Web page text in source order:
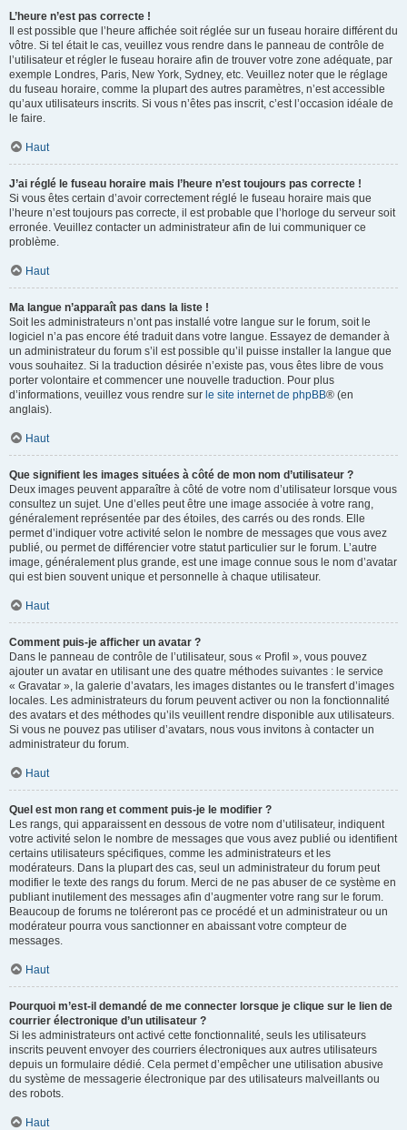
L’heure n’est pas correcte !
Il est possible que l’heure affichée soit réglée sur un fuseau horaire différent du
vôtre. Si tel était le cas, veuillez vous rendre dans le panneau de contrôle de
l’utilisateur et régler le fuseau horaire afin de trouver votre zone adéquate, par
exemple Londres, Paris, New York, Sydney, etc. Veuillez noter que le réglage
du fuseau horaire, comme la plupart des autres paramètres, n’est accessible
qu’aux utilisateurs inscrits. Si vous n’êtes pas inscrit, c’est l’occasion idéale de
le faire.
Haut
J’ai réglé le fuseau horaire mais l’heure n’est toujours pas correcte !
Si vous êtes certain d’avoir correctement réglé le fuseau horaire mais que
l’heure n’est toujours pas correcte, il est probable que l’horloge du serveur soit
erronée. Veuillez contacter un administrateur afin de lui communiquer ce
problème.
Haut
Ma langue n’apparaît pas dans la liste !
Soit les administrateurs n’ont pas installé votre langue sur le forum, soit le
logiciel n’a pas encore été traduit dans votre langue. Essayez de demander à
un administrateur du forum s’il est possible qu’il puisse installer la langue que
vous souhaitez. Si la traduction désirée n’existe pas, vous êtes libre de vous
porter volontaire et commencer une nouvelle traduction. Pour plus
d’informations, veuillez vous rendre sur le site internet de phpBB® (en
anglais).
Haut
Que signifient les images situées à côté de mon nom d’utilisateur ?
Deux images peuvent apparaître à côté de votre nom d’utilisateur lorsque vous
consultez un sujet. Une d’elles peut être une image associée à votre rang,
généralement représentée par des étoiles, des carrés ou des ronds. Elle
permet d’indiquer votre activité selon le nombre de messages que vous avez
publié, ou permet de différencier votre statut particulier sur le forum. L’autre
image, généralement plus grande, est une image connue sous le nom d’avatar
qui est bien souvent unique et personnelle à chaque utilisateur.
Haut
Comment puis-je afficher un avatar ?
Dans le panneau de contrôle de l’utilisateur, sous « Profil », vous pouvez
ajouter un avatar en utilisant une des quatre méthodes suivantes : le service
« Gravatar », la galerie d’avatars, les images distantes ou le transfert d’images
locales. Les administrateurs du forum peuvent activer ou non la fonctionnalité
des avatars et des méthodes qu’ils veuillent rendre disponible aux utilisateurs.
Si vous ne pouvez pas utiliser d’avatars, nous vous invitons à contacter un
administrateur du forum.
Haut
Quel est mon rang et comment puis-je le modifier ?
Les rangs, qui apparaissent en dessous de votre nom d’utilisateur, indiquent
votre activité selon le nombre de messages que vous avez publié ou identifient
certains utilisateurs spécifiques, comme les administrateurs et les
modérateurs. Dans la plupart des cas, seul un administrateur du forum peut
modifier le texte des rangs du forum. Merci de ne pas abuser de ce système en
publiant inutilement des messages afin d’augmenter votre rang sur le forum.
Beaucoup de forums ne toléreront pas ce procédé et un administrateur ou un
modérateur pourra vous sanctionner en abaissant votre compteur de
messages.
Haut
Pourquoi m’est-il demandé de me connecter lorsque je clique sur le lien de
courrier électronique d’un utilisateur ?
Si les administrateurs ont activé cette fonctionnalité, seuls les utilisateurs
inscrits peuvent envoyer des courriers électroniques aux autres utilisateurs
depuis un formulaire dédié. Cela permet d’empêcher une utilisation abusive
du système de messagerie électronique par des utilisateurs malveillants ou
des robots.
Haut